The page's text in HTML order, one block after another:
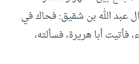
عبد الله بن شقيق: فحاك في
أبا هريرة، فسألته،